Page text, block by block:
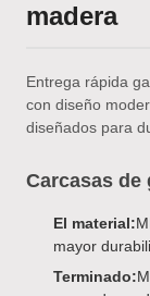
madera
Entrega rápida
con diseño
diseñados para
Carcasas de
El material:
mayor
Terminado: